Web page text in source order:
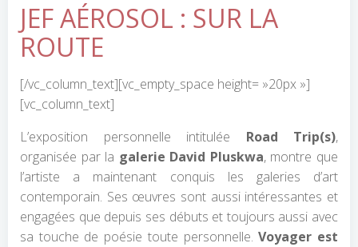
JEF AÉROSOL : SUR LA
ROUTE
[/vc_column_text][vc_empty_space height= »20px »]
[vc_column_text]
L’exposition personnelle intitulée Road Trip(s),
organisée par la galerie David Pluskwa, montre que
l’artiste a maintenant conquis les galeries d’art
contemporain. Ses œuvres sont aussi intéressantes et
engagées que depuis ses débuts et toujours aussi avec
sa touche de poésie toute personnelle.Voyager est